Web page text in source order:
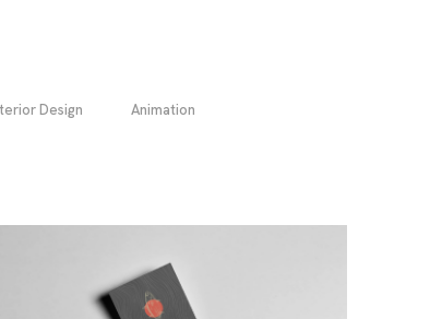
Design Animation